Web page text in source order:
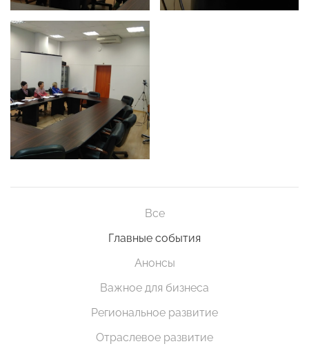
Все
Главные события
Анонсы
Важное для бизнеса
Региональное развитие
Отраслевое развитие